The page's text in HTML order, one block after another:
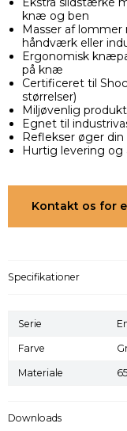
knæ og ben
Masser af
håndværk eller
Ergonomisk
på knæ
Certificeret til
størrelser)
Miljøvenlig
Egnet til
Reflekser øger
Hurtig levering og
Kontakt os for
Specifikationer
Serie
Farve
Materiale
Downloads